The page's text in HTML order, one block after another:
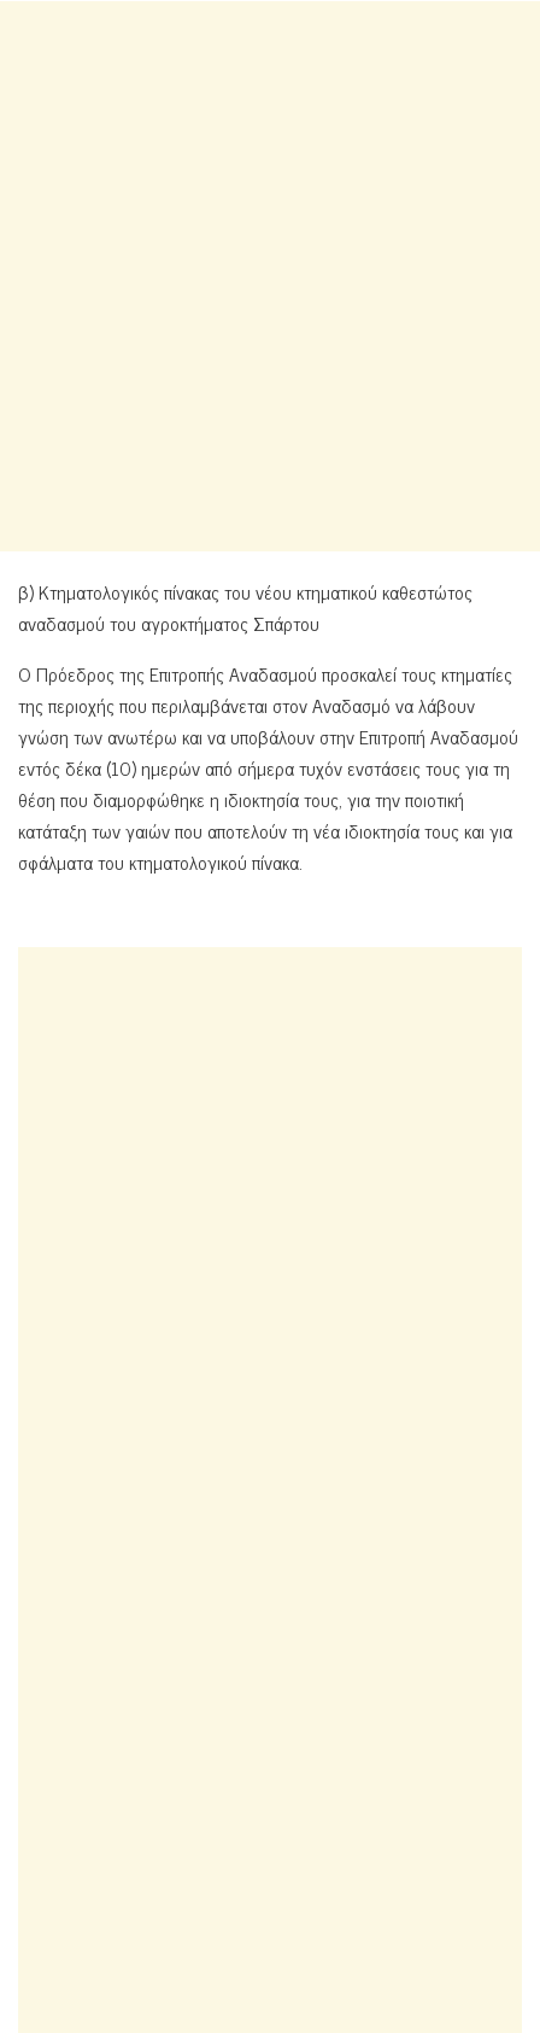
β) Κτηματολογικός πίνακας του νέου κτηματικού καθεστώτος
αναδασμού του αγροκτήματος Σπάρτου
Ο Πρόεδρος της Επιτροπής Αναδασμού προσκαλεί τους κτηματίες
της περιοχής που περιλαμβάνεται στον Αναδασμό να λάβουν
γνώση των ανωτέρω και να υποβάλουν στην Επιτροπή Αναδασμού
εντός δέκα (10) ημερών από σήμερα τυχόν ενστάσεις τους για τη
θέση που διαμορφώθηκε η ιδιοκτησία τους, για την ποιοτική
κατάταξη των γαιών που αποτελούν τη νέα ιδιοκτησία τους και για
σφάλματα του κτηματολογικού πίνακα.